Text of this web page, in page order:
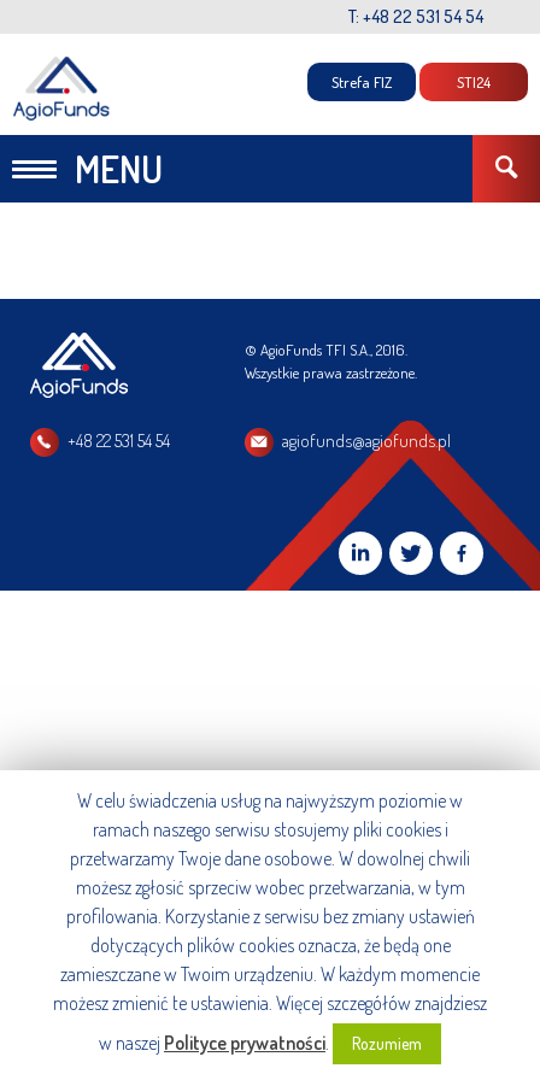
T: +48 22 531 54 54
MENU
Strefa FIZ STI24
© AgioFunds TFI S.A., 2016.
Wszystkie prawa zastrzeżone.
+48 22 531 54 54 agiofunds@agiofunds.pl
W celu świadczenia usług na najwyższym poziomie w
ramach naszego serwisu stosujemy pliki cookies i
przetwarzamy Twoje dane osobowe. W dowolnej chwili
możesz zgłosić sprzeciw wobec przetwarzania, w tym
profilowania. Korzystanie z serwisu bez zmiany ustawień
dotyczących plików cookies oznacza, że będą one
zamieszczane w Twoim urządzeniu. W każdym momencie
możesz zmienić te ustawienia. Więcej szczegółów znajdziesz
w naszej Polityce prywatności. Rozumiem